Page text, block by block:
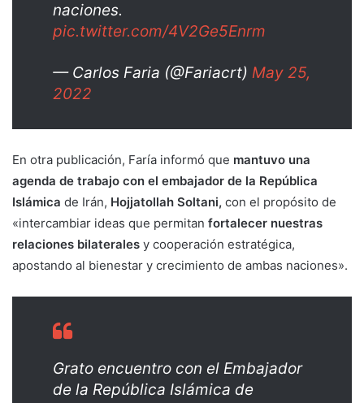
naciones.
pic.twitter.com/4V2Ge5Enrm
— Carlos Faria (@Fariacrt) May 25,
2022
En otra publicación, Faría informó que mantuvo una
agenda de trabajo con el embajador de la República
Islámica de Irán, Hojjatollah Soltani, con el propósito de
«intercambiar ideas que permitan fortalecer nuestras
relaciones bilaterales y cooperación estratégica,
apostando al bienestar y crecimiento de ambas naciones».
Grato encuentro con el Embajador
de la República Islámica de